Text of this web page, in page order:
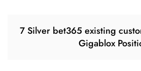
7 Silver bet365 existing
Gigablox